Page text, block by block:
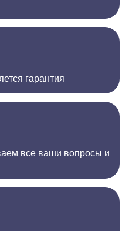
гарантия
все ваши вопросы и